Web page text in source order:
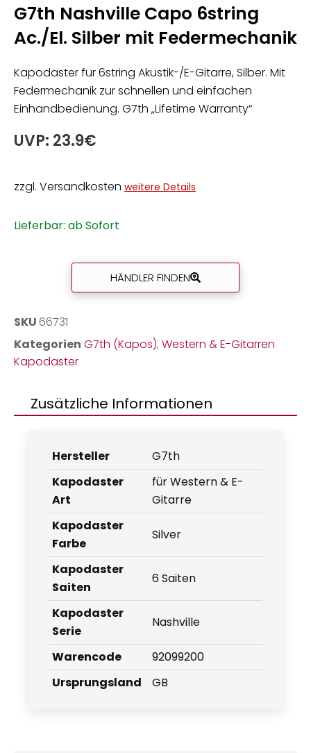
G7th Nashville Capo 6string
Ac./El. Silber mit Federmechanik
Kapodaster für 6string Akustik-/E-Gitarre, Silber. Mit
Federmechanik zur schnellen und einfachen
Einhandbedienung. G7th „Lifetime Warranty“
UVP: 23.9€
zzgl. Versandkosten weitere Details
Lieferbar: ab Sofort
HÄNDLER FINDEN
SKU 66731
Kategorien G7th (Kapos), Western & E-Gitarren
Kapodaster
Zusätzliche Informationen
Hersteller
G7th
Kapodaster
Art
für Western & E-
Gitarre
Kapodaster
Farbe
Silver
Kapodaster
Saiten
6 Saiten
Kapodaster
Serie
Nashville
Warencode
92099200
Ursprungsland
GB